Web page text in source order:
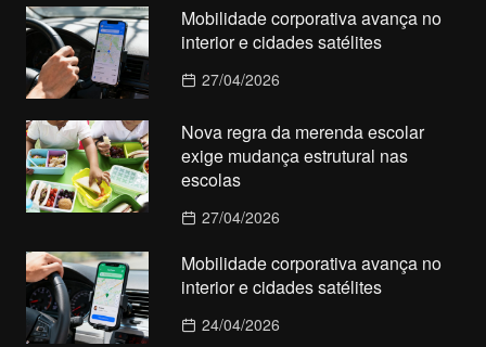
Mobilidade corporativa avança no
interior e cidades satélites
27/04/2026
Nova regra da merenda escolar
exige mudança estrutural nas
escolas
27/04/2026
Mobilidade corporativa avança no
interior e cidades satélites
24/04/2026